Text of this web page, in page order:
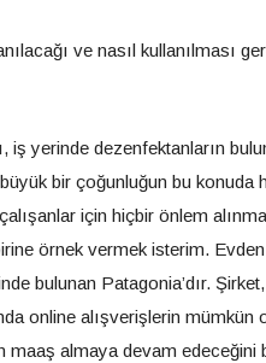
ve nasıl kullanılması
iş yerinde dezenfektanların
bir çoğunluğun bu konuda
için hiçbir önlem
örnek vermek isterim.
bulunan Patagonia’dır.
online alışverişlerin mümkün
maaş almaya devam